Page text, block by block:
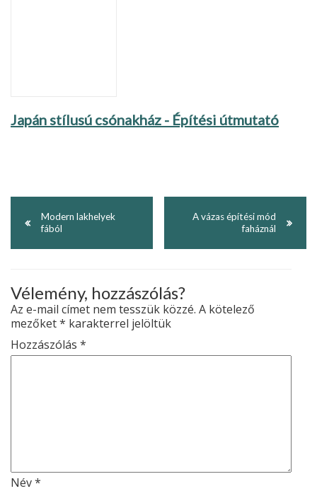
Japán stílusú csónakház - Építési útmutató
Modern lakhelyek
fából
A vázas építési mód
faháznál
Vélemény, hozzászólás?
Az e-mail címet nem tesszük közzé. A kötelező
mezőket* karakterrel jelöltük
Hozzászólás *
Név*